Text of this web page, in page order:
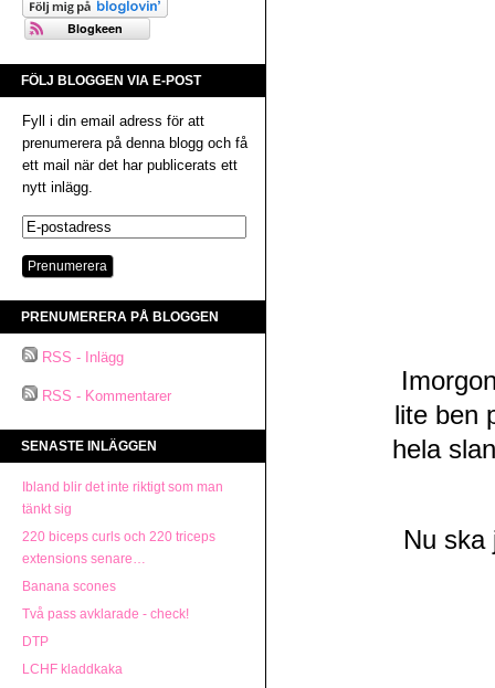
FÖLJ BLOGGEN VIA E-POST
Fyll i din email adress för att
prenumerera på denna blogg och få
ett mail när det har publicerats ett
nytt inlägg.
PRENUMERERA PÅ BLOGGEN
RSS - Inlägg
RSS - Kommentarer
SENASTE INLÄGGEN
Ibland blir det inte riktigt som man
tänkt sig
220 biceps curls och 220 triceps
extensions senare…
Banana scones
Två pass avklarade - check!
DTP
LCHF kladdkaka
lite ben
hela
Nu ska